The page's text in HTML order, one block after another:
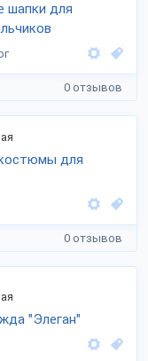
шапки для
0 отзывов
для
0 отзывов
"Элеган"